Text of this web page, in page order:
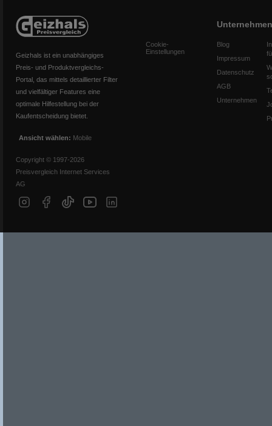
Geizhals ist ein unabhängiges
Preis- und Produktvergleichs-
Portal, das mittels detaillierter Filter
und vielfältiger Features eine
optimale Hilfestellung bei der
Kaufentscheidung bietet.
Ansicht wählen: Mobile
Copyright © 1997-2026
Preisvergleich Internet Services
AG
Cookie-
Einstellungen
Unternehmen
Blog
Impressum
Datenschutz
AGB
Unternehmen